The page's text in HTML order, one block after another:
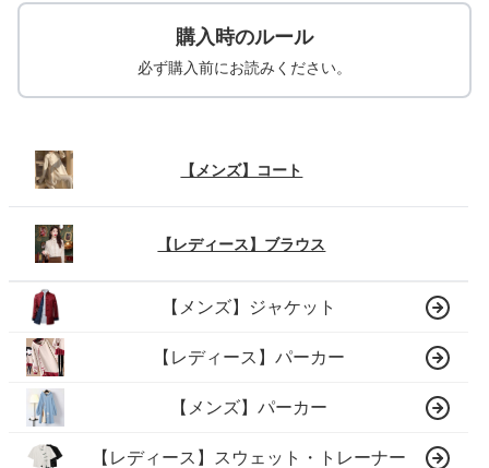
購入時のルール
必ず購入前にお読みください。
【メンズ】コート
【レディース】ブラウス
【メンズ】ジャケット
【レディース】パーカー
【メンズ】パーカー
【レディース】スウェット・トレーナー